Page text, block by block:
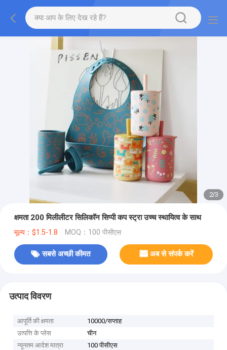
2/3
क्षमता 200 मिलीलीटर सिलिकॉन सिप्पी कप स्ट्रा उच्च स्थायित्व के साथ
मूल्य：$1.5-1.8 MOQ：100 पीसीएस
सबसे अच्छी कीमत अब से संपर्क करें
उत्पाद विवरण
आपूर्ति की क्षमता
10000/सप्ताह
उत्पत्ति के प्लेस
चीन
न्यूनतम आदेश मात्रा
100 पीसीएस